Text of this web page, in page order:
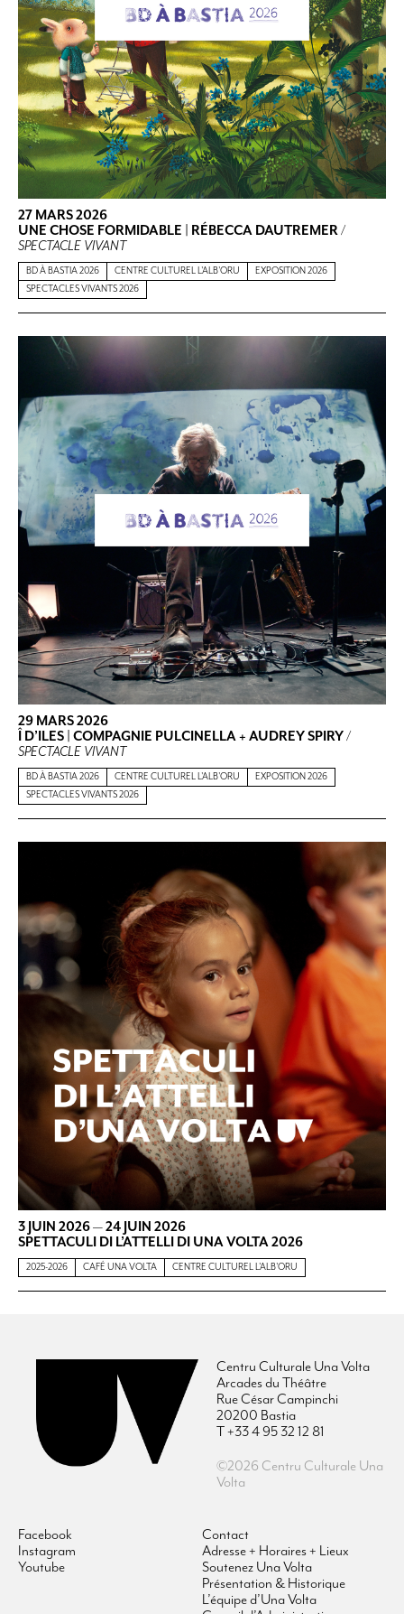
27 MARS 2026
UNE CHOSE FORMIDABLE | RÉBECCA DAUTREMER/
SPECTACLE VIVANT
BD À BASTIA 2026 CENTRE CULTUREL L'ALB'ORU
EXPOSITION 2026
SPECTACLES VIVANTS 2026
29 MARS 2026
Î D’ILES | COMPAGNIE PULCINELLA + AUDREY SPIRY/
SPECTACLE VIVANT
BD À BASTIA 2026 CENTRE CULTUREL L'ALB'ORU
EXPOSITION 2026
SPECTACLES VIVANTS 2026
3 JUIN 2026—24 JUIN 2026
SPETTACULI DI L’ATTELLI DI UNA VOLTA 2026
2025-2026 CAFÉ UNA VOLTA CENTRE CULTUREL L'ALB'ORU
Centru Culturale Una Volta
Arcades du Théâtre
Rue César Campinchi
20200 Bastia
T +33 4 95 32 12 81
©2026 Centru Culturale Una
Volta
Facebook
Instagram
Youtube
Contact
Adresse + Horaires + Lieux
Soutenez Una Volta
Présentation & Historique
L’équipe d’Una Volta